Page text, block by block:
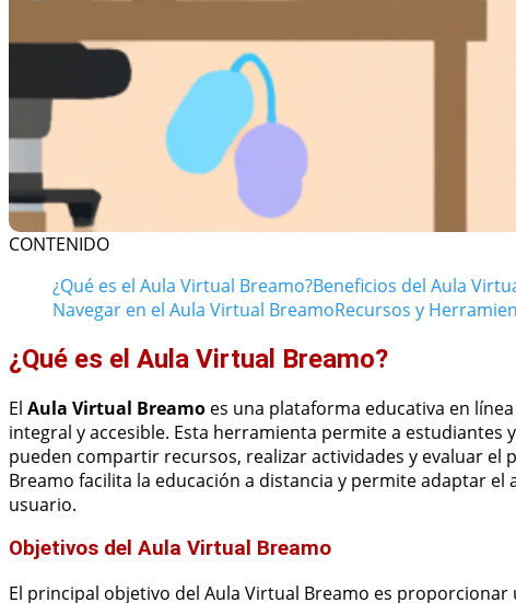
CONTENIDO
¿Qué es el Aula Virtual Breamo?Beneficios del Aula
Navegar en el Aula Virtual BreamoRecursos y
¿Qué es el Aula Virtual Breamo?
El Aula Virtual Breamo es una plataforma educativa en
integral y accesible. Esta herramienta permite a
pueden compartir recursos, realizar actividades y evaluar el
Breamo facilita la educación a distancia y permite adaptar el
usuario.
Objetivos del Aula Virtual Breamo
El principal objetivo del Aula Virtual Breamo es